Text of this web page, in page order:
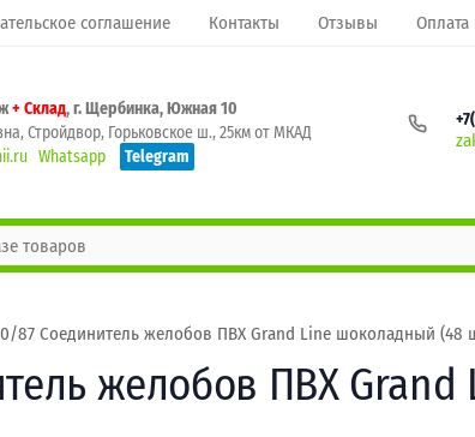
соглашение Контакты Отзывы Оплата
+ Склад, г. Щербинка, Южная 10
Стройдвор, Горьковское ш., 25км от МКАД
Whatsapp Telegram
87 Соединитель желобов ПВХ Grand Line шоколадный (48
желобов ПВХ